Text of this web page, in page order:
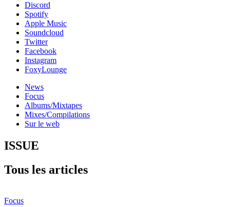
Discord
Spotify
Apple Music
Soundcloud
Twitter
Facebook
Instagram
FoxyLounge
News
Focus
Albums/Mixtapes
Mixes/Compilations
Sur le web
ISSUE
Tous les articles
Focus